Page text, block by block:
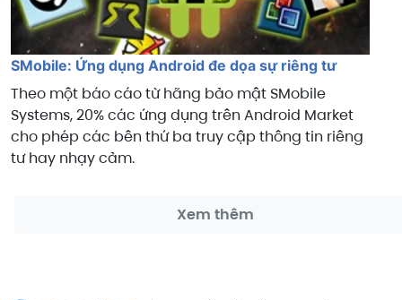
SMobile: Ứng dụng Android đe dọa sự riêng tư
Theo một báo cáo từ hãng bảo mật SMobile
Systems, 20% các ứng dụng trên Android Market
cho phép các bên thứ ba truy cập thông tin riêng
tư hay nhạy cảm.
Xem thêm